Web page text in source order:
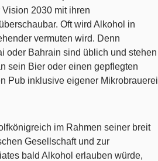
2030 mit ihren
Oft wird Alkohol in
vermuten wird. Denn
oder Bahrain sind üblich und stehen
sein Bier oder einen gepflegten
Pub inklusive eigener Mikrobrauerei
im Rahmen seiner breit
Gesellschaft und zur
bald Alkohol erlauben würde,